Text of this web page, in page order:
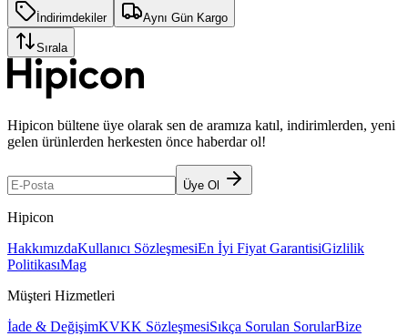
İndirimdekiler Aynı Gün Kargo
Sırala
Hipicon bültene üye olarak sen de aramıza katıl, indirimlerden, yeni
gelen ürünlerden herkesten önce haberdar ol!
Üye Ol
Hipicon
HakkımızdaKullanıcı SözleşmesiEn İyi Fiyat GarantisiGizlilik
PolitikasıMag
Müşteri Hizmetleri
İade & DeğişimKVKK SözleşmesiSıkça Sorulan SorularBize